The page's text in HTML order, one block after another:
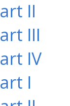
II
III
IV
I